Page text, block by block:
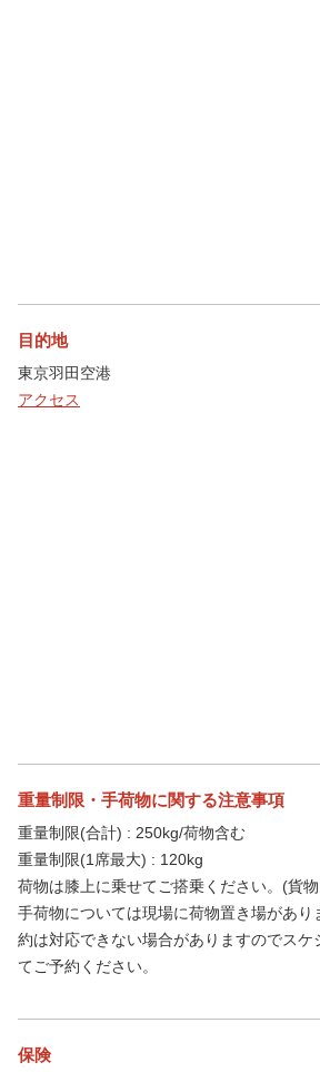
目的地
東京羽田空港
アクセス
重量制限・手荷物に関する注意事項
重量制限(合計) : 250kg/荷物含む
重量制限(1席最大) : 120kg
荷物は膝上に乗せてご搭乗ください。(貨
手荷物については現場に荷物置き場があ
約は対応できない場合がありますのでスケ
てご予約ください。
保険